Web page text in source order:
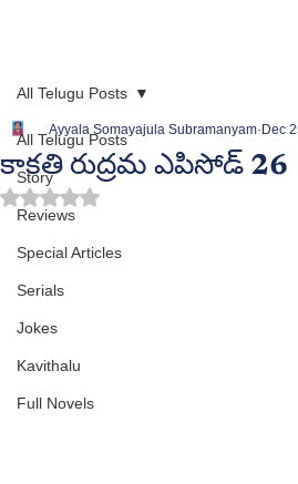
All Telugu Posts
Story
Reviews
Special Articles
Serials
Jokes
Kavithalu
Full Novels
All Telugu Posts
కాకతి రుద్రమ ఎపిసోడ్ 26
Ayyala Somayajula Subramanyam Dec
Rated NaN out of 5 stars.